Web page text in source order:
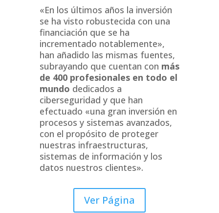
«En los últimos años la inversión
se ha visto robustecida con una
financiación que se ha
incrementado notablemente»,
han añadido las mismas fuentes,
subrayando que cuentan con más
de 400 profesionales en todo el
mundo dedicados a
ciberseguridad y que han
efectuado «una gran inversión en
procesos y sistemas avanzados,
con el propósito de proteger
nuestras infraestructuras,
sistemas de información y los
datos nuestros clientes».
Ver Página